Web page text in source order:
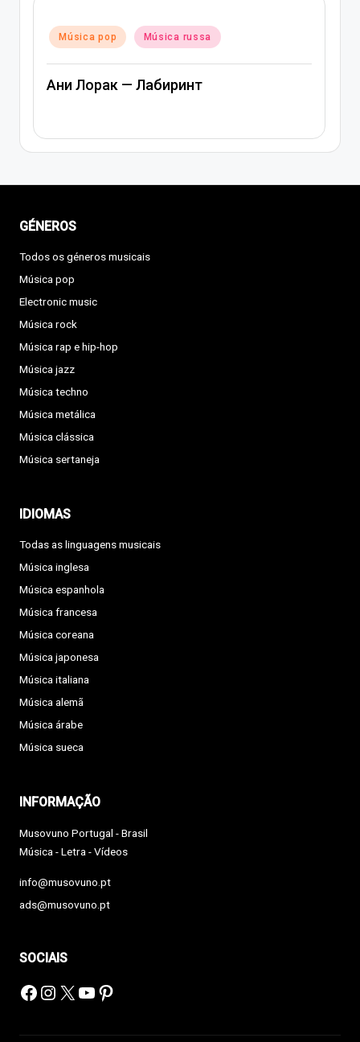
PostedMúsica pop Música russa
Ани Лорак — Лабиринт
GÉNEROS
Todos os géneros musicais
Música pop
Electronic music
Música rock
Música rap e hip-hop
Música jazz
Música techno
Música metálica
Música clássica
Música sertaneja
IDIOMAS
Todas as linguagens musicais
Música inglesa
Música espanhola
Música francesa
Música coreana
Música japonesa
Música italiana
Música alemã
Música árabe
Música sueca
INFORMAÇÃO
Musovuno Portugal - Brasil
Música - Letra - Vídeos
info@musovuno.pt
ads@musovuno.pt
SOCIAIS
Facebook
Instagram
X YouTube
Pinterest